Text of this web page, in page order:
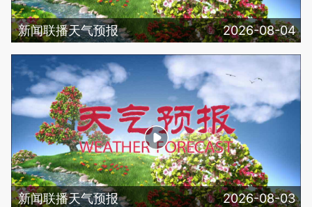
新闻联播天气预报 2026-08-04
新闻联播天气预报 2026-08-03